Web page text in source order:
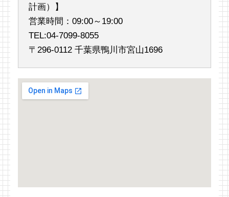
計画）】
営業時間：09:00～19:00
TEL:04-7099-8055
〒296-0112 千葉県鴨川市宮山1696